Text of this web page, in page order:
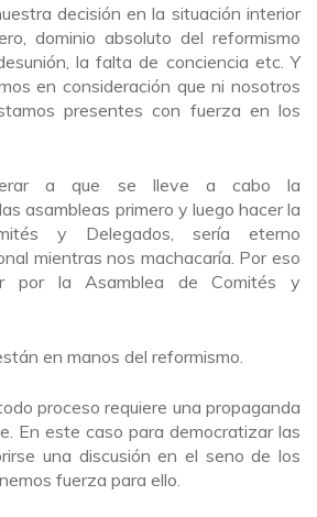
decisión en la situación interior
dominio absoluto del reformismo
la falta de conciencia etc. Y
en consideración que ni nosotros
presentes con fuerza en los
a que se lleve a cabo la
asambleas primero y luego hacer la
y Delegados, sería eterno
mientras nos machacaría. Por eso
por la Asamblea de Comités y
en manos del reformismo.
proceso requiere una propaganda
En este caso para democratizar las
una discusión en el seno de los
fuerza para ello.